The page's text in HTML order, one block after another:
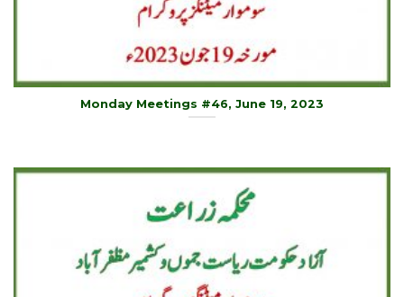
Monday Meetings #46, June 19, 2023